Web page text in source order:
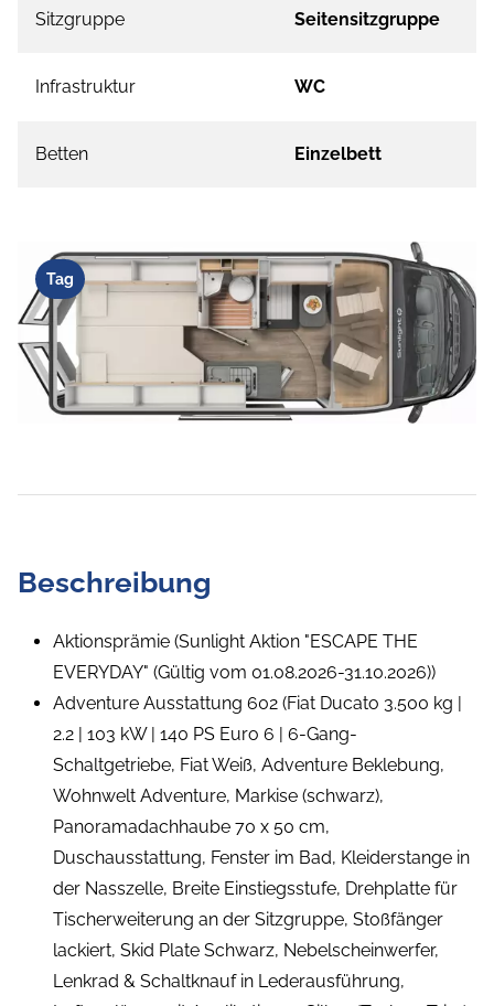
Sitzgruppe Seitensitzgruppe
Infrastruktur WC
Betten Einzelbett
Tag
Beschreibung
Aktionsprämie (Sunlight Aktion "ESCAPE THE
EVERYDAY" (Gültig vom 01.08.2026-31.10.2026))
Adventure Ausstattung 602 (Fiat Ducato 3.500 kg |
2.2 | 103 kW | 140 PS Euro 6 | 6-Gang-
Schaltgetriebe, Fiat Weiß, Adventure Beklebung,
Wohnwelt Adventure, Markise (schwarz),
Panoramadachhaube 70 x 50 cm,
Duschausstattung, Fenster im Bad, Kleiderstange in
der Nasszelle, Breite Einstiegsstufe, Drehplatte für
Tischerweiterung an der Sitzgruppe, Stoßfänger
lackiert, Skid Plate Schwarz, Nebelscheinwerfer,
Lenkrad & Schaltknauf in Lederausführung,